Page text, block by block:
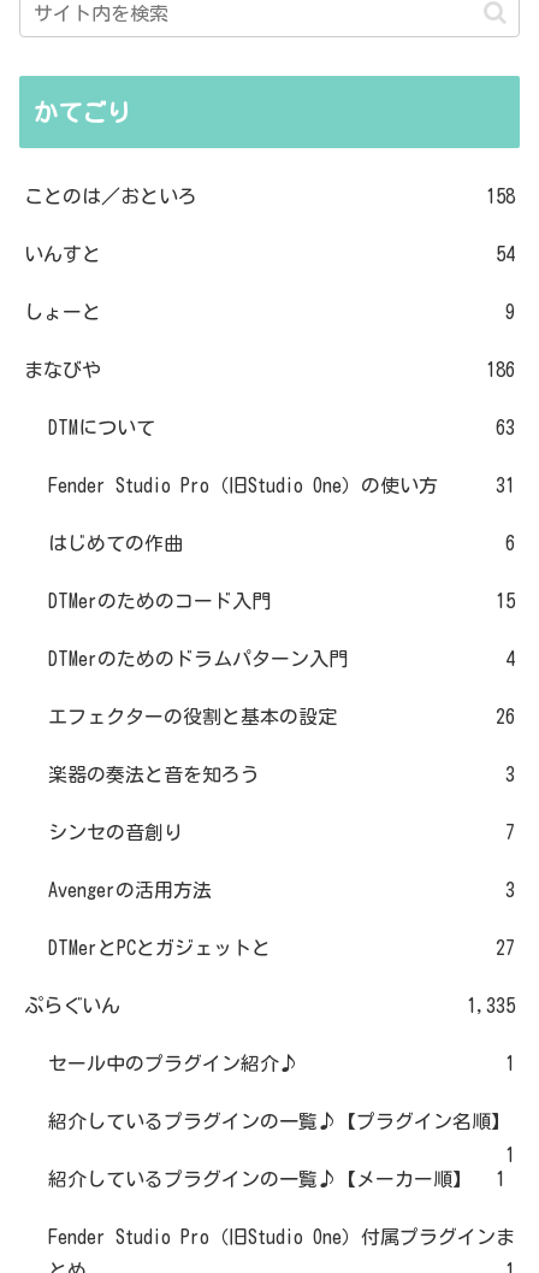
かてごり
ことのは／おといろ 158
いんすと 54
しょーと 9
まなびや 186
DTMについて 63
Fender Studio Pro（旧Studio One）の使い方 31
はじめての作曲 6
DTMerのためのコード入門 15
DTMerのためのドラムパターン入門 4
エフェクターの役割と基本の設定 26
楽器の奏法と音を知ろう 3
シンセの音創り 7
Avengerの活用方法 3
DTMerとPCとガジェットと 27
ぷらぐいん 1,335
セール中のプラグイン紹介♪ 1
紹介しているプラグインの一覧♪【プラグイン名順】
1
紹介しているプラグインの一覧♪【メーカー順】
1
Fender Studio Pro（旧Studio One）付属プラグインま